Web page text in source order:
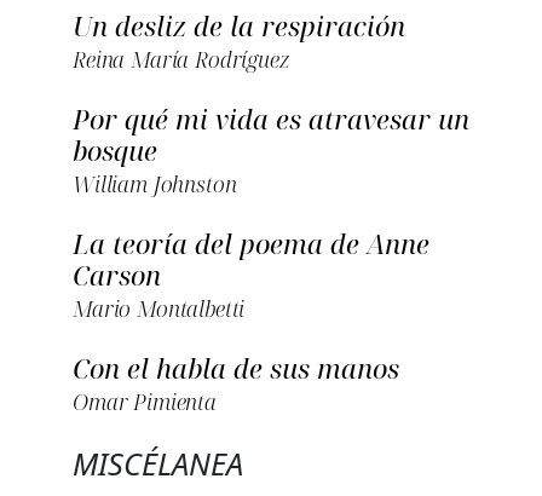
Un desliz de la respiración
Reina María Rodríguez
Por qué mi vida es atravesar un
bosque
William Johnston
La teoría del poema de Anne
Carson
Mario Montalbetti
Con el habla de sus manos
Omar Pimienta
MISCÉLANEA